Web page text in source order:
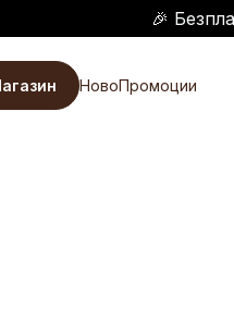
🎉
НовоПромоции